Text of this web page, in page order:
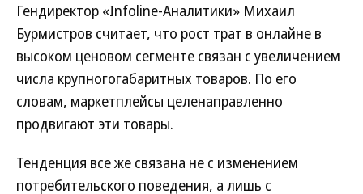
Гендиректор «Infoline-Аналитики» Михаил
Бурмистров считает, что рост трат в онлайне в
высоком ценовом сегменте связан с увеличением
числа крупногогабаритных товаров. По его
словам, маркетплейсы целенаправленно
продвигают эти товары.
Тенденция все же связана не с изменением
потребительского поведения, а лишь с